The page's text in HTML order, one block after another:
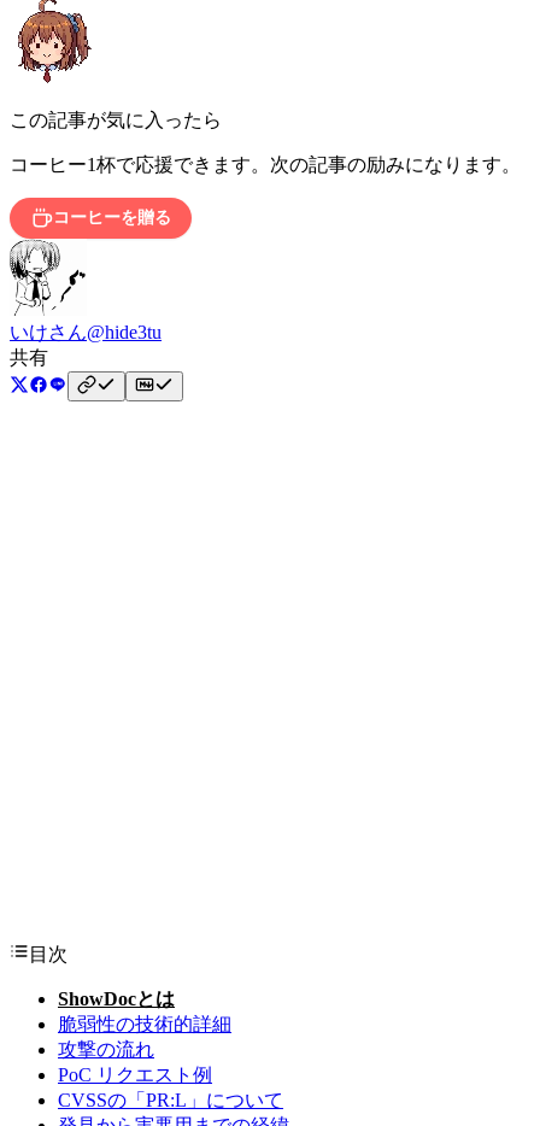
この記事が気に入ったら
コーヒー1杯で応援できます。次の記事の励みになります。
コーヒーを贈る
いけさん@hide3tu
共有
目次
ShowDocとは
脆弱性の技術的詳細
攻撃の流れ
PoC リクエスト例
CVSSの「PR:L」について